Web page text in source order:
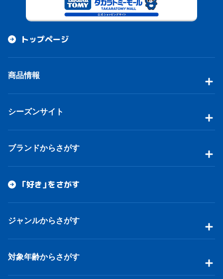
トップページ
商品情報
シーズンサイト
ブランドからさがす
「好き」をさがす
ジャンルからさがす
対象年齢からさがす